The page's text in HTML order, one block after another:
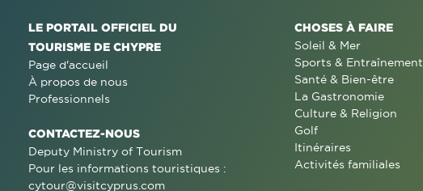
LE PORTAIL OFFICIEL DU
TOURISME DE CHYPRE
Page d'accueil
À propos de nous
Professionnels
CONTACTEZ-NOUS
Deputy Ministry of Tourism
Pour les informations touristiques :
cytour@visitcyprus.com
CHOSES À FAIRE
Soleil & Mer
Sports & Entraînement
Santé & Bien-être
La Gastronomie
Culture & Religion
Golf
Itinéraires
Activités familiales